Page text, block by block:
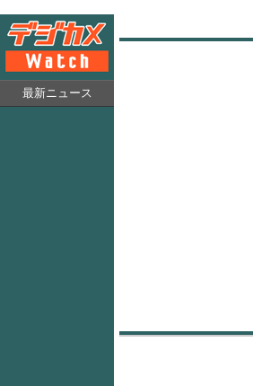
最新ニュース